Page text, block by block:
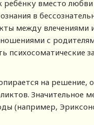
ребёнку вместо
в
между влечениями
с
психосоматические
на решение,
Значительное
(например,